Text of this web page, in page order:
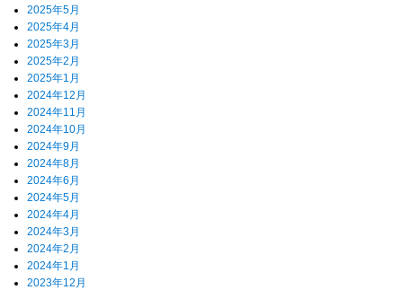
2025年5月
2025年4月
2025年3月
2025年2月
2025年1月
2024年12月
2024年11月
2024年10月
2024年9月
2024年8月
2024年6月
2024年5月
2024年4月
2024年3月
2024年2月
2024年1月
2023年12月